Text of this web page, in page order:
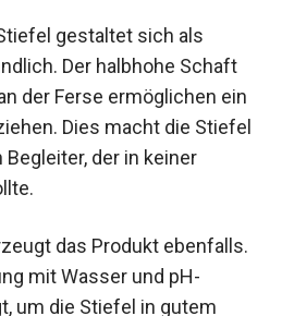
gestaltet sich als
Der halbhohe Schaft
der Ferse ermöglichen ein
Dies macht die Stiefel
der in keiner
das Produkt ebenfalls.
mit Wasser und pH-
um die Stiefel in gutem